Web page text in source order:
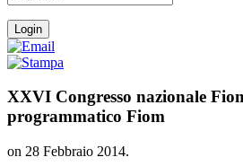
XXVI Congresso nazionale
programmatico Fiom
on 28 Febbraio 2014.